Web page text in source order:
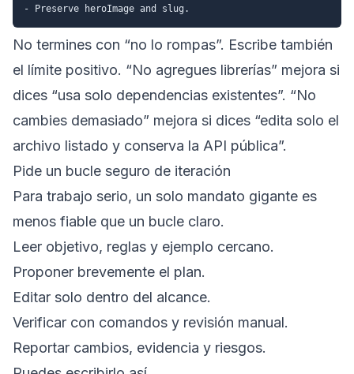
No termines con “no lo rompas”. Escribe también
el límite positivo. “No agregues librerías” mejora si
dices “usa solo dependencias existentes”. “No
cambies demasiado” mejora si dices “edita solo el
archivo listado y conserva la API pública”.
Pide un bucle seguro de iteración
Para trabajo serio, un solo mandato gigante es
menos fiable que un bucle claro.
Leer objetivo, reglas y ejemplo cercano.
Proponer brevemente el plan.
Editar solo dentro del alcance.
Verificar con comandos y revisión manual.
Reportar cambios, evidencia y riesgos.